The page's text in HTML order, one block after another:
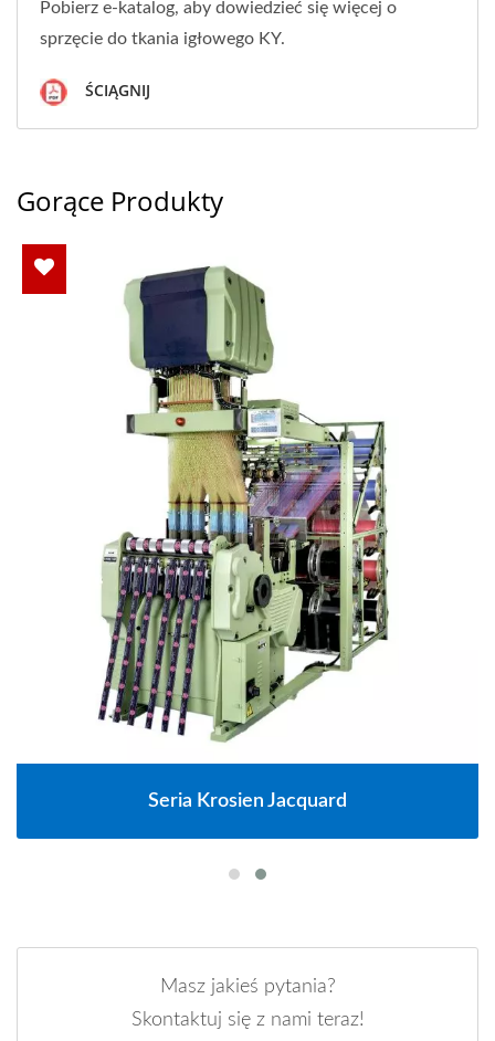
Pobierz e-katalog, aby dowiedzieć się więcej o
sprzęcie do tkania igłowego KY.
ŚCIĄGNIJ
Gorące Produkty
Seria Krosien Jacquard
Masz jakieś pytania?
Skontaktuj się z nami teraz!